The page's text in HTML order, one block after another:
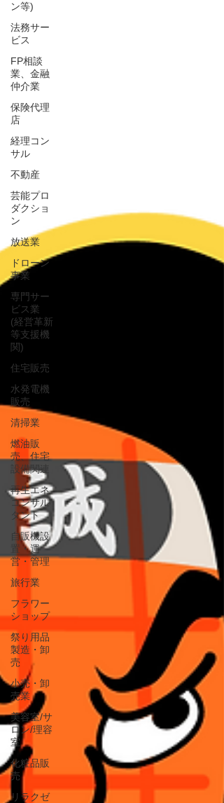
ン等)
法務サー
ビス
FP相談
業、金融
仲介業
保険代理
店
経理コン
サル
不動産
芸能プロ
ダクショ
ン
放送業
ドローン
事業
専門サー
ビス業
(経営革新
等支援機
関)
住宅販売
水発電機
販売
清掃業
燃油販
売、住宅
設備関連
再生エネ
コンサル
タント
自販機設
置・運
営・管理
旅行業
フラワー
ショップ
祭り用品
製造・卸
売
小売・卸
売業
美容室/サ
ロン/理容
室
化粧品販
売
リラクゼ